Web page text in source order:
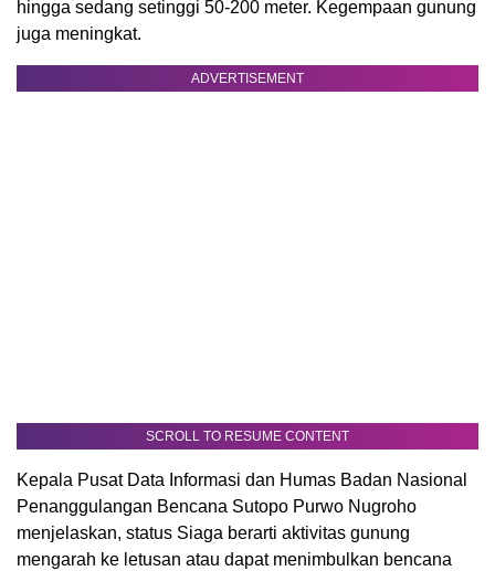
hingga sedang setinggi 50-200 meter. Kegempaan gunung
juga meningkat.
ADVERTISEMENT
SCROLL TO RESUME CONTENT
Kepala Pusat Data Informasi dan Humas Badan Nasional
Penanggulangan Bencana Sutopo Purwo Nugroho
menjelaskan, status Siaga berarti aktivitas gunung
mengarah ke letusan atau dapat menimbulkan bencana